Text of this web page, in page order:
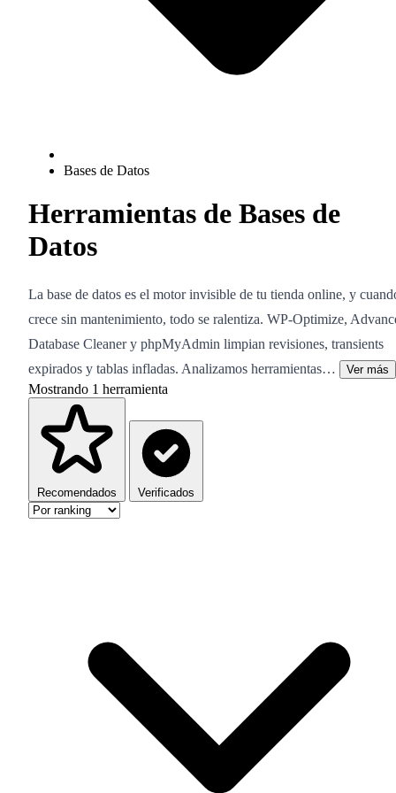
Bases de Datos
Herramientas de Bases de
Datos
La base de datos es el motor invisible de tu tienda online, y
crece sin mantenimiento, todo se ralentiza. WP-Optimize,
Database Cleaner y phpMyAdmin limpian revisiones, transients
expirados y tablas infladas. Analizamos herramientas…
Ver más
Mostrando 1 herramienta
Recomendados Verificados